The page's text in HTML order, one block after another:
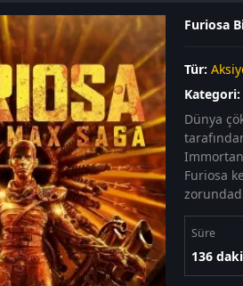
Furiosa
Tür:
Kategori:
Dünya
Furiosa
Süre
136